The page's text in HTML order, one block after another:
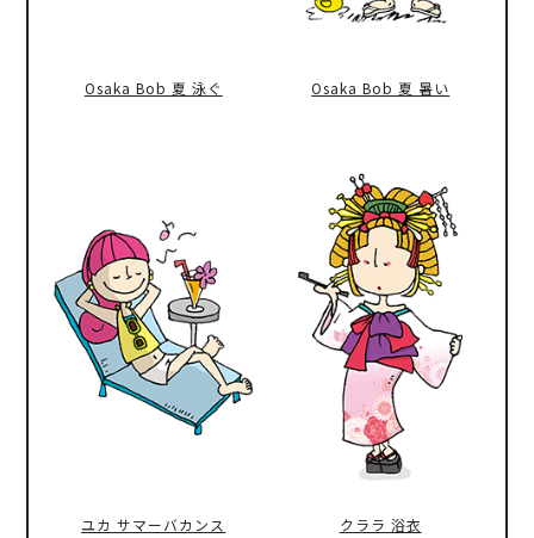
Osaka Bob 夏 泳ぐ Osaka Bob 夏 暑い
ユカ サマーバカンス クララ 浴衣